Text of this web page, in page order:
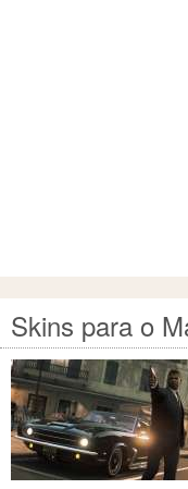
Skins para o